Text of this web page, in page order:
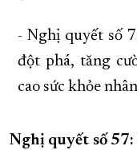
- Nghị quyết số
đột phá, tăng
cao sức khỏe
Nghị quyết số